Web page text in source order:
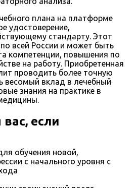
плана на платформе
удостоверение,
стандарту. Этот
всей России и может быть
компетенции, повышения по
на работу. Приобретенная
проводить более точную
весомый вклад в лечебный
знания на практике в
если
обучения новой,
с начального уровня с